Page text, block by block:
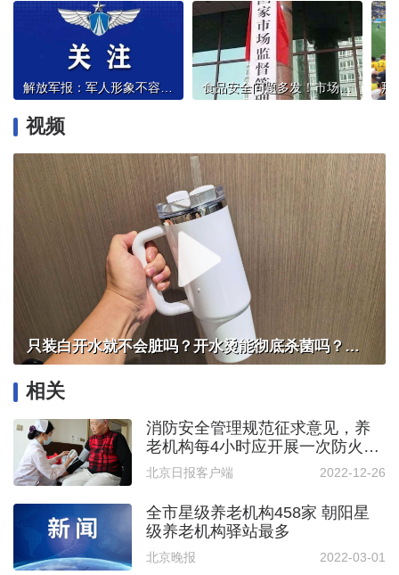
解放军报：军人形象不容AI换脸亵渎 食品安全问题多发！市场监管总局约谈山姆总部
视频
只装白开水就不会脏吗？开水烫能彻底杀菌吗？感控专家详解“吸管杯”藏菌真相｜都视频·热观察
相关
消防安全管理规范征求意见，养
老机构每4小时应开展一次防火巡
查
北京日报客户端 2022-12-26
全市星级养老机构458家 朝阳星
级养老机构驿站最多
北京晚报 2022-03-01